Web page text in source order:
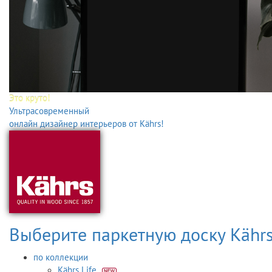
Это круто!
Ультрасовременный
онлайн дизайнер интерьеров от Kährs!
Выберите паркетную доску
по коллекции